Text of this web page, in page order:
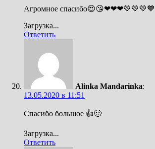
Агромное спасибо😍😘❤❤❤💚💚💚💙
Загрузка...
Ответить
Alinka Mandarinka:
13.05.2020 в 11:51
Спасибо большое 👍🙂
Загрузка...
Ответить